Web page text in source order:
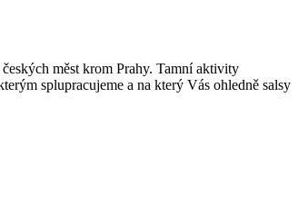
měst krom Prahy. Tamní aktivity
splupracujeme a na který Vás ohledně salsy